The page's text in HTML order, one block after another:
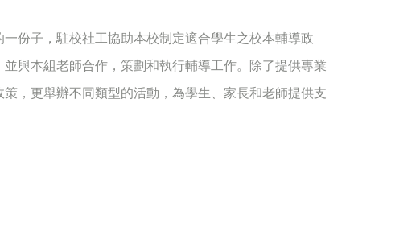
份子，駐校社工協助本校制定適合學生之校本輔導政
與本組老師合作，策劃和執行輔導工作。除了提供專業
，更舉辦不同類型的活動，為學生、家長和老師提供支